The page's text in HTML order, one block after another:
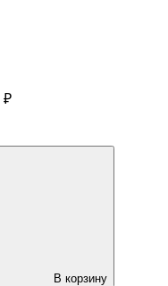
₽
В корзину